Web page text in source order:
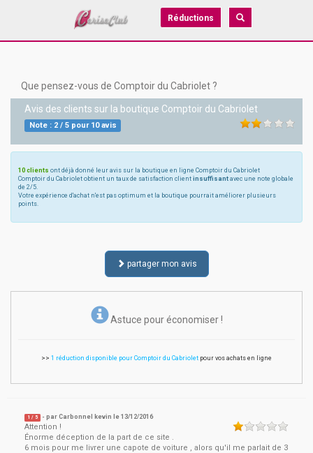
Réductions
Que pensez-vous de Comptoir du Cabriolet ?
Avis des clients sur la boutique Comptoir du Cabriolet
Note : 2/ 5pour 10avis
10 clients ont déjà donné leur avis sur la boutique en ligne Comptoir du Cabriolet
Comptoir du Cabriolet obtient un taux de satisfaction client insuffisant avec une note globale
de 2/5.
Votre expérience d'achat n'est pas optimum et la boutique pourrait améliorer plusieurs
points.
partager mon avis
Astuce pour économiser !
>> 1 réduction disponible pour Comptoir du Cabriolet pour vos achats en ligne
1 / 5 - parCarbonnel kevin le13/12/2016
Attention !
Énorme déception de la part de ce site .
6 mois pour me livrer une capote de voiture , alors qu'il me parlait de 3